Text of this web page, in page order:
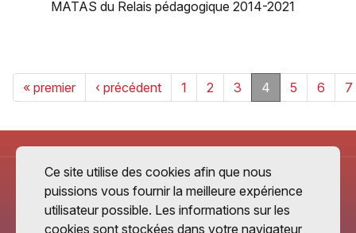
MATAS du Relais pédagogique 2014-2021
« premier ‹ précédent 1 2 3 4 5 6 7
Ce site utilise des cookies afin que nous
puissions vous fournir la meilleure expérience
utilisateur possible. Les informations sur les
cookies sont stockées dans votre navigateur